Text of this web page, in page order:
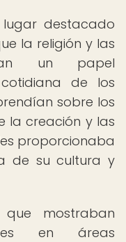
destacado
la religión y las
un papel
de los
sobre los
la creación y las
proporcionaba
de su cultura y
que mostraban
en áreas